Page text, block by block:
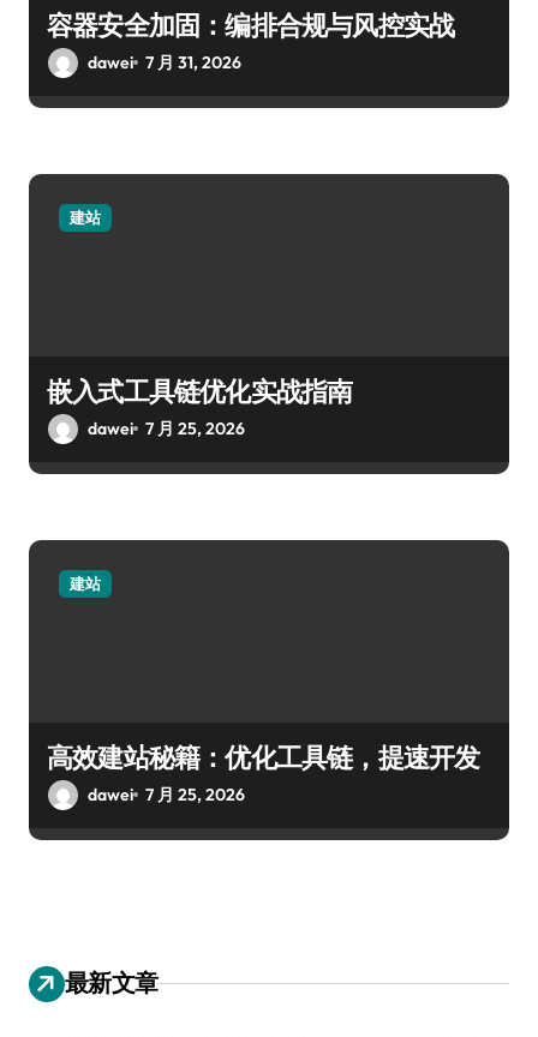
容器安全加固：编排合规与风控实战
dawei 7 月 31, 2026
建站
嵌入式工具链优化实战指南
dawei 7 月 25, 2026
建站
高效建站秘籍：优化工具链，提速开发
dawei 7 月 25, 2026
最新文章